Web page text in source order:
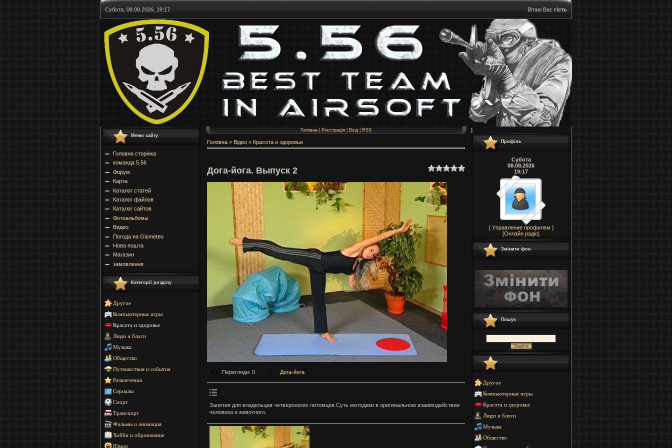
Субота, 08.08.2026, 19:17 Вітаю Вас гість
Меню сайту
Головна сторінка
команда 5.56
Форум
Карта
Каталог статей
Каталог файлов
Каталог сайтов
Фотоальбомы
Видео
Погода на Gismeteo
Нова пошта
Магазин
замовлення
Категорії розділу
Другое
Компьютерные игры
Красота и здоровье
Люди и блоги
Музыка
Общество
Путешествия и события
Развлечения
Сериалы
Спорт
Транспорт
Фильмы и анимация
Хобби и образование
Юмор
Головна Реєстрація Вхід RSS
Головна » Відео » Красота и здоровье
Дога-йога. Выпуск 2
Перегляди: 0 Дога-йога
:
Занятия для владельцев четвероногих питомцев.Суть методики в оригинальном взаимодействии
человека и животного.
]
Профіль
Субота
08.08.2026
19:17
[ Управление профилем ]
[Онлайн радіо]
Змінити фон
Пошук
Другое
Компьютерные игры
Красота и здоровье
Люди и блоги
Музыка
Общество